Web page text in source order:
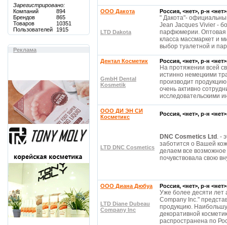
Зарегистрировано:
Компаний
894
Брендов
865
Товаров
10351
Пользователей
1915
Реклама
OOO Дакота Россия, <нет>, р-н
LTD Dakota
" Дакота"-
Jean Jacques Vivier -
парфюмерии. Оптовая
класса массмаркет и
выбор туалетной и
Дентал Косметик Россия, <нет>, р-н
GmbH Dental
Kosmetik
На протяжении всей
истинно немецкими
производит
очень активно
исследовательскими
ООО ДИ ЭН СИ
Косметикс
Россия, <нет>, р-н
LTD DNC Cosmetics
DNC Cosmetics Ltd . -
заботится о Вашей
делаем все
почувствовала свою
OOO Диана Дюбуа Россия, <нет>, р-н
LTD Diane Dubeau
Company Inc
Уже более десяти лет
Company Inc."
продукцию.
декоративной
распространена по